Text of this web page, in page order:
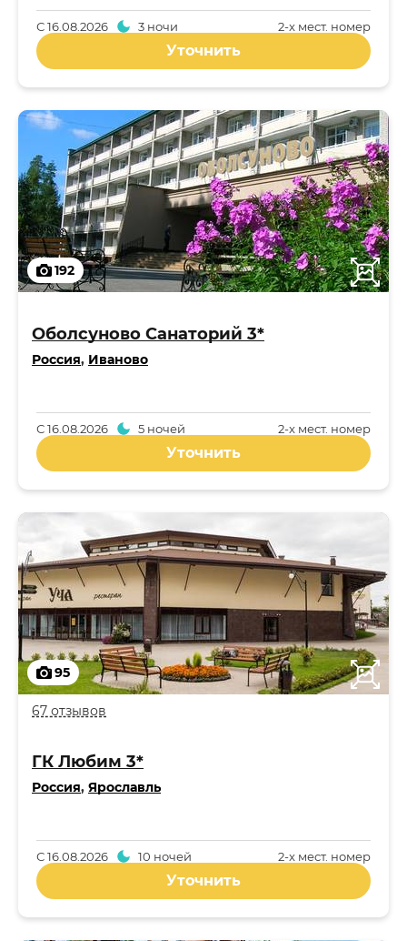
2-x мест. номер
С16.08.2026 3 ночи
Уточнить
192
Оболсуново Санаторий 3*
Россия, Иваново
2-x мест. номер
С16.08.2026 5 ночей
Уточнить
95
67 отзывов
ГК Любим 3*
Россия, Ярославль
2-x мест. номер
С16.08.2026 10 ночей
Уточнить